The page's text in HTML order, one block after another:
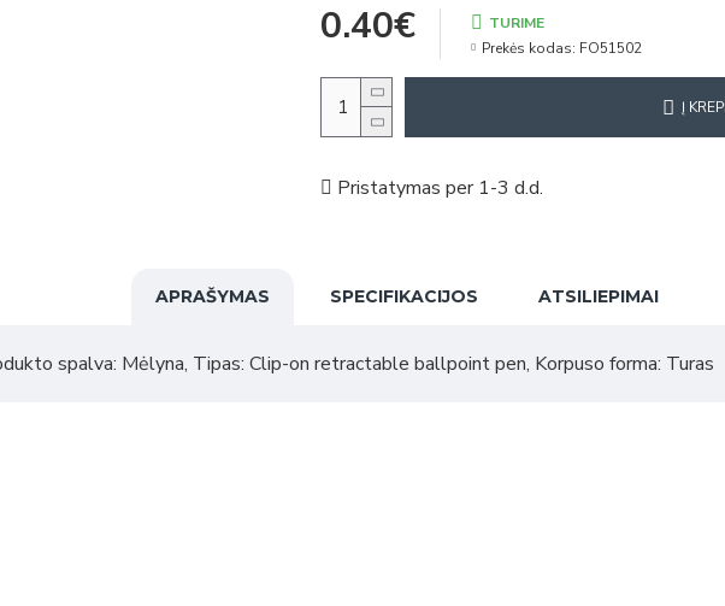
0.40€
TURIME
Prekės kodas: FO51502
Į
Pristatymas per 1-3 d.d.
APRAŠYMAS SPECIFIKACIJOS ATSILIEPIMAI
spalva: Mėlyna, Tipas: Clip-on retractable ballpoint pen, Korpuso forma: Turas